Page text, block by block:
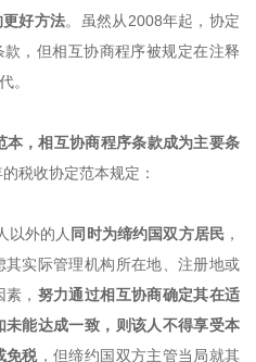
好方法。虽然从2008年起，协定
，但相互协商程序被规定在注释
。
，相互协商程序条款成为主要条
税收协定范本规定：
以外的人 同时为缔约国双方居民 ，
实际管理机构所在地、注册地或
， 努力通过相互协商确定其在适
未能达成一致，则该人不得享受本
免税，但缔约国双方主管当局就其